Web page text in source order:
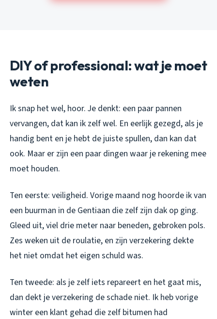
DIY of professional: wat je moet
weten
Ik snap het wel, hoor. Je denkt: een paar pannen
vervangen, dat kan ik zelf wel. En eerlijk gezegd, als je
handig bent en je hebt de juiste spullen, dan kan dat
ook. Maar er zijn een paar dingen waar je rekening mee
moet houden.
Ten eerste: veiligheid. Vorige maand nog hoorde ik van
een buurman in de Gentiaan die zelf zijn dak op ging.
Gleed uit, viel drie meter naar beneden, gebroken pols.
Zes weken uit de roulatie, en zijn verzekering dekte
het niet omdat het eigen schuld was.
Ten tweede: als je zelf iets repareert en het gaat mis,
dan dekt je verzekering de schade niet. Ik heb vorige
winter een klant gehad die zelf bitumen had